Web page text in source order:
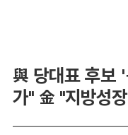
與 당대표 후보
가" 金 "지방성